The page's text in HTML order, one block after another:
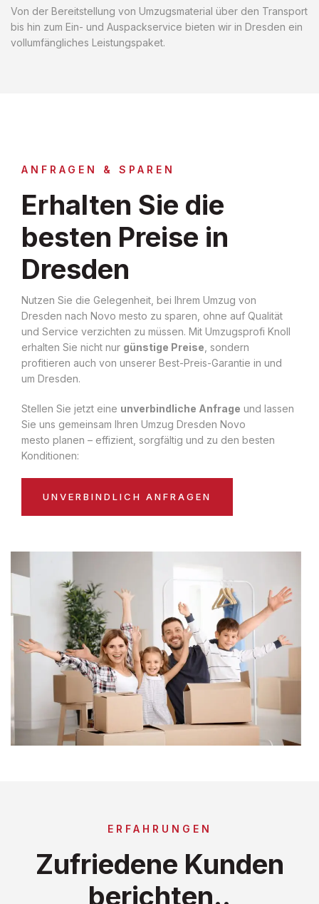
Von der Bereitstellung von Umzugsmaterial über den Transport
bis hin zum Ein- und Auspackservice bieten wir in Dresden ein
vollumfängliches Leistungspaket.
ANFRAGEN & SPAREN
Erhalten Sie die
besten Preise in
Dresden
Nutzen Sie die Gelegenheit, bei Ihrem Umzug von
Dresden nach Novo mesto zu sparen, ohne auf Qualität
und Service verzichten zu müssen. Mit Umzugsprofi Knoll
erhalten Sie nicht nur günstige Preise , sondern
profitieren auch von unserer Best-Preis-Garantie in und
um Dresden.
Stellen Sie jetzt eine unverbindliche Anfrage und lassen
Sie uns gemeinsam Ihren Umzug Dresden Novo
mesto planen – effizient, sorgfältig und zu den besten
Konditionen:
UNVERBINDLICH ANFRAGEN
ERFAHRUNGEN
Zufriedene Kunden
berichten..